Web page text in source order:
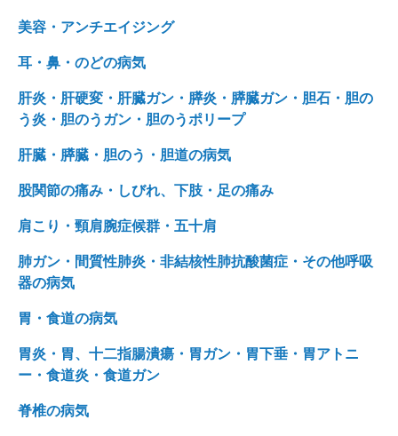
美容・アンチエイジング
耳・鼻・のどの病気
肝炎・肝硬変・肝臓ガン・膵炎・膵臓ガン・胆石・胆の
う炎・胆のうガン・胆のうポリープ
肝臓・膵臓・胆のう・胆道の病気
股関節の痛み・しびれ、下肢・足の痛み
肩こり・頸肩腕症候群・五十肩
肺ガン・間質性肺炎・非結核性肺抗酸菌症・その他呼吸
器の病気
胃・食道の病気
胃炎・胃、十二指腸潰瘍・胃ガン・胃下垂・胃アトニ
ー・食道炎・食道ガン
脊椎の病気